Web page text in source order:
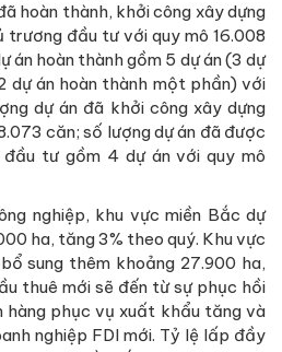
hoàn thành, khởi công xây dựng
đầu tư với quy mô 16.008
án hoàn thành gồm 5 dự án (3 dự
dự án hoàn thành một phần) với
dự án đã khởi công xây dựng
căn; số lượng dự án đã được
tư gồm 4 dự án với quy mô
nghiệp, khu vực miền Bắc dự
ha, tăng 3% theo quý. Khu vực
sung thêm khoảng 27.900 ha,
thuê mới sẽ đến từ sự phục hồi
hàng phục vụ xuất khẩu tăng và
nghiệp FDI mới. Tỷ lệ lấp đầy